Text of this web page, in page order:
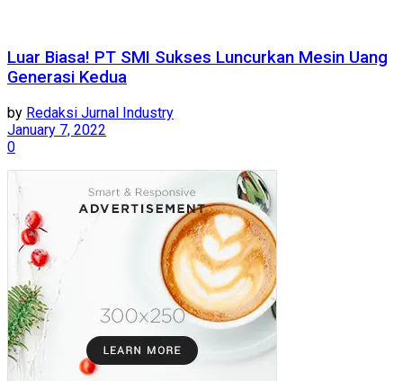
Luar Biasa! PT SMI Sukses Luncurkan Mesin Uang
Generasi Kedua
by Redaksi Jurnal Industry
January 7, 2022
0